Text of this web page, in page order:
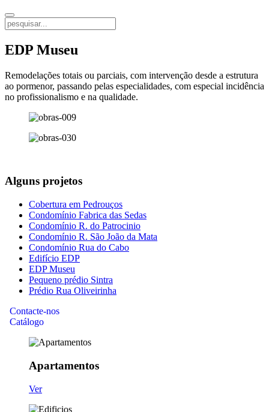
EDP Museu
Remodelações totais ou parciais, com intervenção desde a estrutura
ao pormenor, passando pelas especialidades, com especial incidência
no profissionalismo e na qualidade.
Alguns projetos
Cobertura em Pedrouços
Condomínio Fabrica das Sedas
Condomínio R. do Patrocinio
Condomínio R. São João da Mata
Condomínio Rua do Cabo
Edifício EDP
EDP Museu
Pequeno prédio Sintra
Prédio Rua Oliveirinha
Contacte-nos
Catálogo
Apartamentos
Ver